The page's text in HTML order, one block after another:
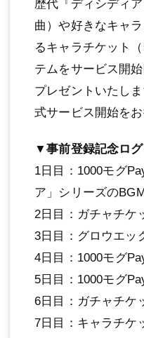
歴代『ディシディ
曲）や好きなキャ
るキャラチケット
テムをサービス開
プレゼントいたし
式サービス開始をお
▼事前登録記念ロ
1日目：1000モグ
ア」シリーズの
2日目：ガチャチケ
3日目：グロウエッ
4日目：1000モグ
5日目：1000モグ
6日目：ガチャチケ
7日目：キャラチケ